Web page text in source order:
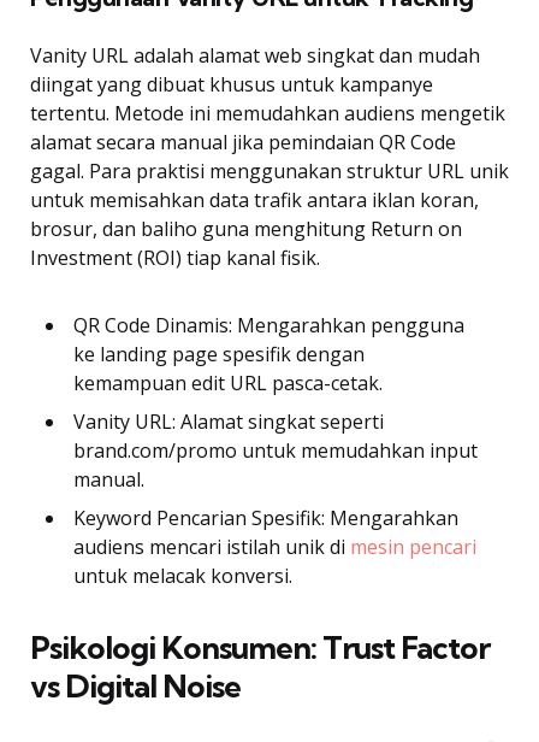
Vanity URL adalah alamat web singkat dan mudah
diingat yang dibuat khusus untuk kampanye
tertentu. Metode ini memudahkan audiens mengetik
alamat secara manual jika pemindaian QR Code
gagal. Para praktisi menggunakan struktur URL unik
untuk memisahkan data trafik antara iklan koran,
brosur, dan baliho guna menghitung Return on
Investment (ROI) tiap kanal fisik.
QR Code Dinamis: Mengarahkan pengguna
ke landing page spesifik dengan
kemampuan edit URL pasca-cetak.
Vanity URL: Alamat singkat seperti
brand.com/promo untuk memudahkan input
manual.
Keyword Pencarian Spesifik: Mengarahkan
audiens mencari istilah unik di mesin pencari
untuk melacak konversi.
Psikologi Konsumen: Trust Factor
vs Digital Noise